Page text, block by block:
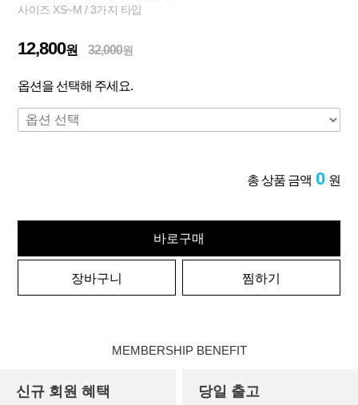
사이즈 XS~M / 3가지 타입
12,800원 32,000원
옵션을 선택해 주세요.
총 상품 금액 0 원
바로구매
장바구니 찜하기
MEMBERSHIP BENEFIT
신규 회원 혜택 당일 출고